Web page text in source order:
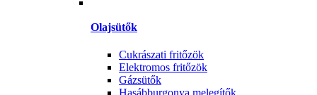
Olajsütők
Cukrászati fritőzök
Elektromos fritőzök
Gázsütők